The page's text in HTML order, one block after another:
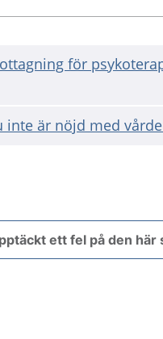
för
inte är nöjd med
ett fel på den här